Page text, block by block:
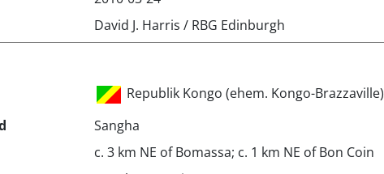
David J. Harris / RBG Edinburgh
Republik Kongo (ehem. Kongo-Brazzaville)
Sangha
c. 3 km NE of Bomassa; c. 1 km NE of Bon Coin